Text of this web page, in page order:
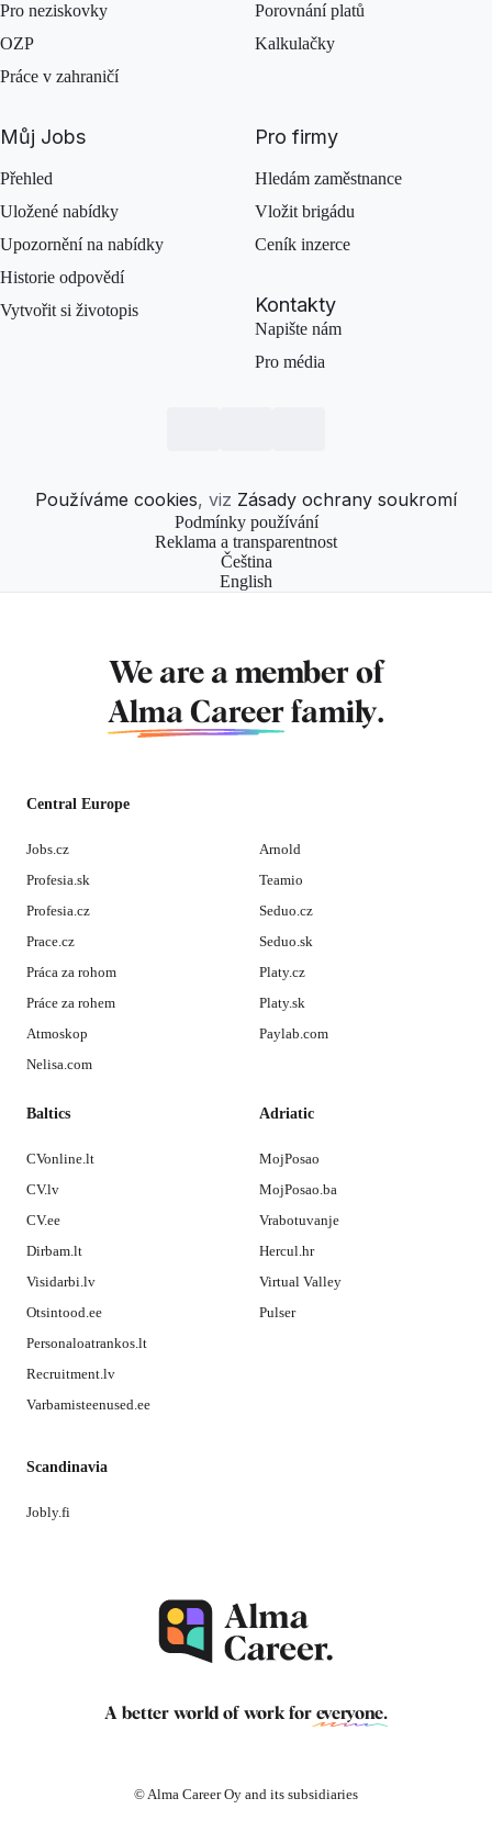
Pro neziskovky
OZP
Práce v zahraničí
Porovnání platů
Kalkulačky
Můj Jobs
Přehled
Uložené nabídky
Upozornění na nabídky
Historie odpovědí
Vytvořit si životopis
Pro firmy
Hledám zaměstnance
Vložit brigádu
Ceník inzerce
Kontakty
Napište nám
Pro média
Používáme cookies, viz Zásady ochrany soukromí
Podmínky používání
Reklama a transparentnost
Čeština
English
We are a member of
Alma Career family.
Central Europe
Jobs.cz
Profesia.sk
Profesia.cz
Prace.cz
Práca za rohom
Práce za rohem
Atmoskop
Nelisa.com
Arnold
Teamio
Seduo.cz
Seduo.sk
Platy.cz
Platy.sk
Paylab.com
Baltics
CVonline.lt
CV.lv
CV.ee
Dirbam.lt
Visidarbi.lv
Otsintood.ee
Personaloatrankos.lt
Recruitment.lv
Varbamisteenused.ee
Adriatic
MojPosao
MojPosao.ba
Vrabotuvanje
Hercul.hr
Virtual Valley
Pulser
Scandinavia
Jobly.fi
A better world of work for everyone.
© Alma Career Oy and its subsidiaries